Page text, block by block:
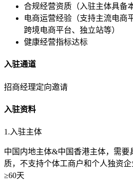
合规经营资质（入驻主体具备
电商运营经验（支持主流电商
跨境电商平台、独立站等）
健康经营指标达标
入驻通道
招商经理定向邀请
入驻资料
1.入驻主体
中国内地主体&中国香港主体，需要
质，不支持个体工商户和个人独资
≥60天